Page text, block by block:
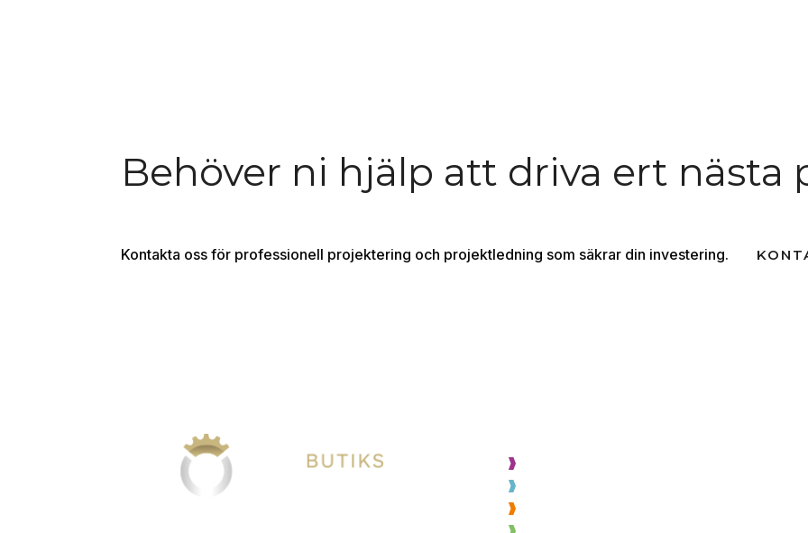
Behöver ni hjälp att driva ert nästa
Kontakta oss för professionell projektering och projektledning som säkrar din investering.